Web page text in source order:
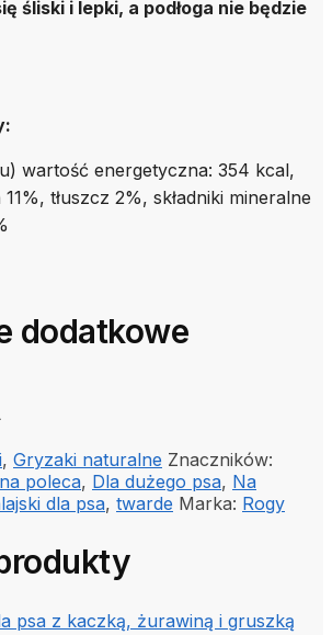
śliski i lepki, a podłoga nie będzie
wartość energetyczna: 354 kcal,
tłuszcz 2%, składniki mineralne
dodatkowe
, Gryzaki naturalne Znaczników:
poleca, Dla dużego psa, Na
dla psa, twarde Marka: Rogy